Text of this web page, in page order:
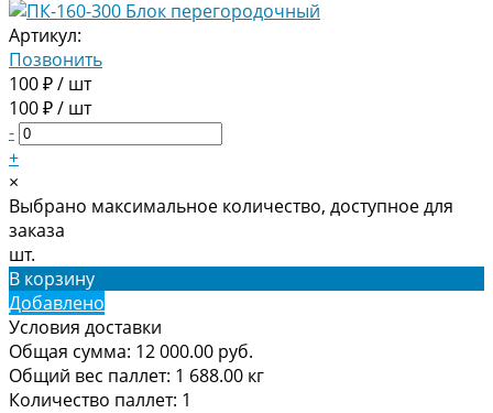
Артикул:
Позвонить
100 ₽ / шт
100 ₽ / шт
-
+
×
Выбрано максимальное количество, доступное для
заказа
шт.
В корзину
Добавлено
Условия доставки
Общая сумма: 12 000.00 руб.
Общий вес паллет: 1 688.00 кг
Количество паллет: 1